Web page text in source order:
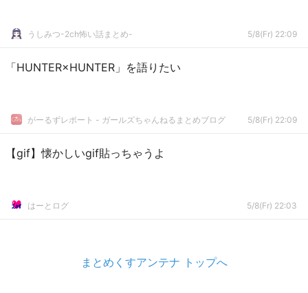
うしみつ-2ch怖い話まとめ- 5/8(Fr) 22:09
「HUNTER×HUNTER」を語りたい
がーるずレポート - ガールズちゃんねるまとめブログ 5/8(Fr) 22:09
【gif】懐かしいgif貼っちゃうよ
はーとログ 5/8(Fr) 22:03
まとめくすアンテナ トップへ